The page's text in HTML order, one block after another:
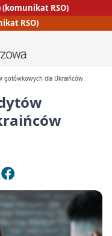
(komunikat RSO)
RSO)
gotówkowych dla Ukraińców